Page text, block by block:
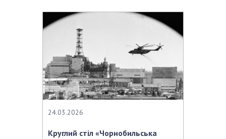
24.03.2026
Круглий стіл «Чорнобильська